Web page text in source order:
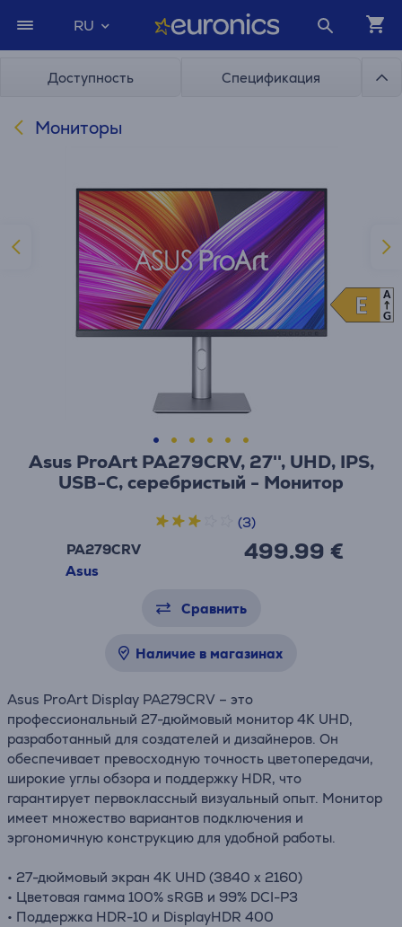
RU
Доступность Спецификация
Мониторы
Asus ProArt PA279CRV, 27'', UHD, IPS,
USB-C, серебристый - Монитор
PA279CRV
Asus
499.99 €
(3)
Сравнить
Наличие в магазинах
Asus ProArt Display PA279CRV – это
профессиональный 27-дюймовый монитор 4K UHD,
разработанный для создателей и дизайнеров. Он
обеспечивает превосходную точность цветопередачи,
широкие углы обзора и поддержку HDR, что
гарантирует первоклассный визуальный опыт. Монитор
имеет множество вариантов подключения и
эргономичную конструкцию для удобной работы.
• 27-дюймовый экран 4K UHD (3840 x 2160)
• Цветовая гамма 100% sRGB и 99% DCI-P3
• Поддержка HDR-10 и DisplayHDR 400
E
E
A
G